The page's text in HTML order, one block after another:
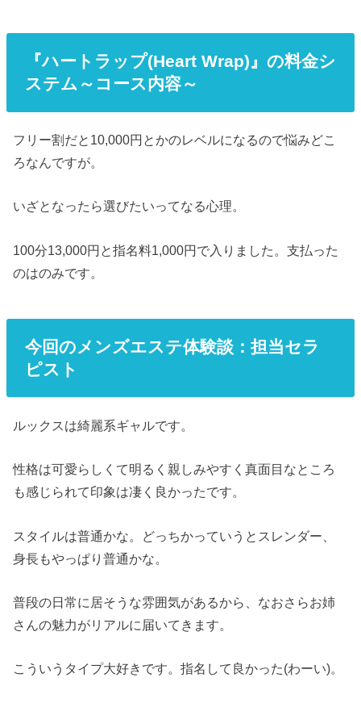
『ハートラップ(Heart Wrap)』の料金シ
ステム～コース内容～
フリー割だと10,000円とかのレベルになるので悩みどこ
ろなんですが。
いざとなったら選びたいってなる心理。
100分13,000円と指名料1,000円で入りました。支払った
のはのみです。
今回のメンズエステ体験談：担当セラ
ピスト
ルックスは綺麗系ギャルです。
性格は可愛らしくて明るく親しみやすく真面目なところ
も感じられて印象は凄く良かったです。
スタイルは普通かな。どっちかっていうとスレンダー、
身長もやっぱり普通かな。
普段の日常に居そうな雰囲気があるから、なおさらお姉
さんの魅力がリアルに届いてきます。
こういうタイプ大好きです。指名して良かった(わーい)。